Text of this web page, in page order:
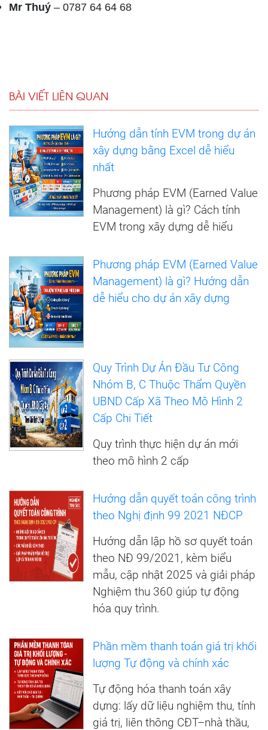
Mr Thuý – 0787 64 64 68
BÀI VIẾT LIÊN QUAN
Hướng dẫn tính EVM trong dự án
xây dựng bằng Excel dễ hiểu
nhất
Phương pháp EVM (Earned Value
Management) là gì? Cách tính
EVM trong xây dựng dễ hiểu
Phương pháp EVM (Earned Value
Management) là gì? Hướng dẫn
dễ hiểu cho dự án xây dựng
Quy Trình Dự Án Đầu Tư Công
Nhóm B, C Thuộc Thẩm Quyền
UBND Cấp Xã Theo Mô Hình 2
Cấp Chi Tiết
Quy trình thực hiện dự án mới
theo mô hình 2 cấp
Hướng dẫn quyết toán công trình
theo Nghị định 99 2021 NĐCP
Hướng dẫn lập hồ sơ quyết toán
theo NĐ 99/2021, kèm biểu
mẫu, cập nhật 2025 và giải pháp
Nghiệm thu 360 giúp tự động
hóa quy trình.
Phần mềm thanh toán giá trị khối
lượng Tự động và chính xác
Tự động hóa thanh toán xây
dựng: lấy dữ liệu nghiệm thu, tính
giá trị, liên thông CĐT–nhà thầu,